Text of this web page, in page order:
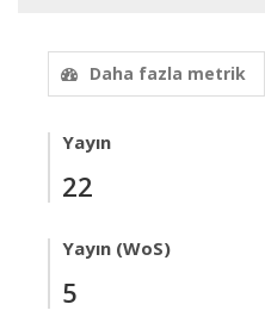
Daha fazla metrik
Yayın
22
Yayın (WoS)
5